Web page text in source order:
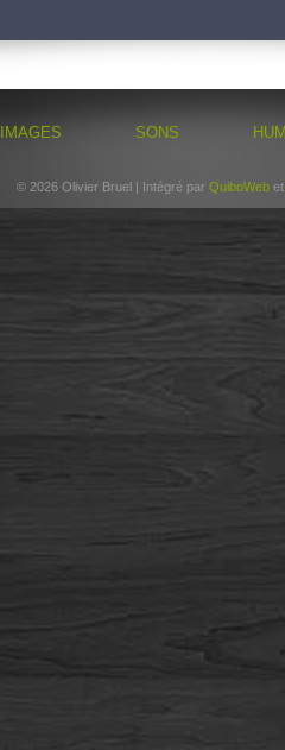
IMAGES SONS
© 2026 Olivier Bruel | Intégré par QuiboWeb